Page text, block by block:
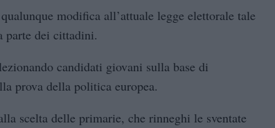
modifica all’attuale legge elettorale tale
parte dei cittadini.
candidati giovani sulla base di
prova della politica europea.
scelta delle primarie, che rinneghi le sventate